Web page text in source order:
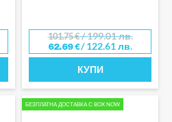
101.75€/ 199.01 лв.
62.69€/ 122.61 лв.
КУПИ
БЕЗПЛАТНА ДОСТАВКА С BOX NOW